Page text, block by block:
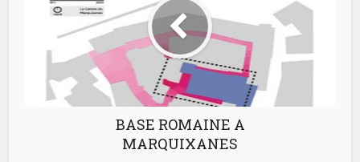
BASE ROMAINE A
MARQUIXANES